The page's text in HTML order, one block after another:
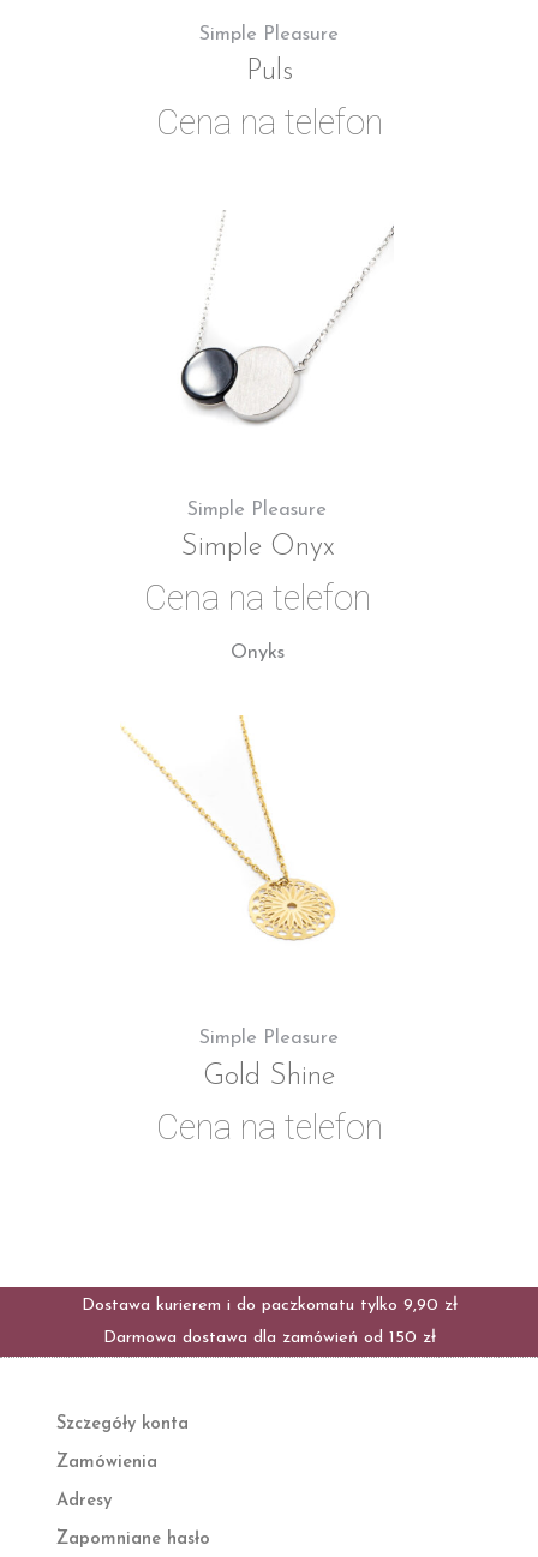
Simple Pleasure
Puls
Cena na telefon
Simple Pleasure
Simple Onyx
Cena na telefon
Onyks
Simple Pleasure
Gold Shine
Cena na telefon
Dostawa kurierem i do paczkomatu tylko 9,90 zł
Darmowa dostawa dla zamówień od 150 zł
Szczegóły konta
Zamówienia
Adresy
Zapomniane hasło